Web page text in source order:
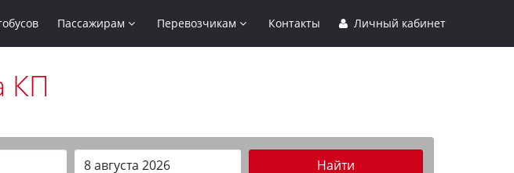
Пассажирам Перевозчикам Контакты Личный кабинет
КП
Найти